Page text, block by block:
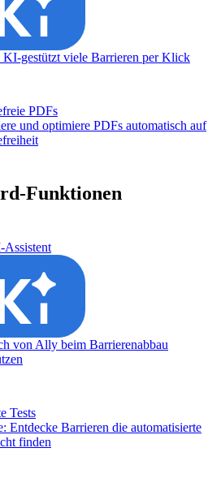
KI-gestützt viele Barrieren per Klick
PDFs
und optimiere PDFs automatisch auf
Funktionen
von Ally beim Barrierenabbau
Tests
Entdecke Barrieren die automatisierte
finden